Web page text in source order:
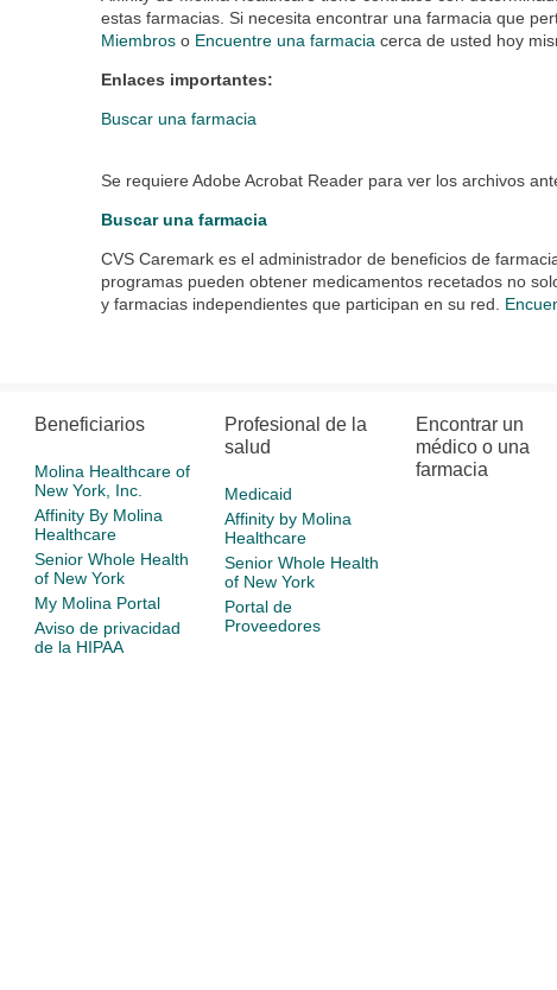
estas farmacias. Si necesita encontrar una farmacia que
Miembros o Encuentre una farmacia cerca de usted hoy
Enlaces importantes:
Buscar una farmacia
Se requiere Adobe Acrobat Reader para ver los archivos
Buscar una farmacia
CVS Caremark es el administrador de beneficios de
programas pueden obtener medicamentos recetados no
y farmacias independientes que participan en su red.
Beneficiarios
Molina Healthcare of
New York, Inc.
Affinity By Molina
Healthcare
Senior Whole Health
of New York
My Molina Portal
Aviso de privacidad
de la HIPAA
Profesional de la
salud
Medicaid
Affinity by Molina
Healthcare
Senior Whole Health
of New York
Portal de
Proveedores
Encontrar un
médico o una
farmacia